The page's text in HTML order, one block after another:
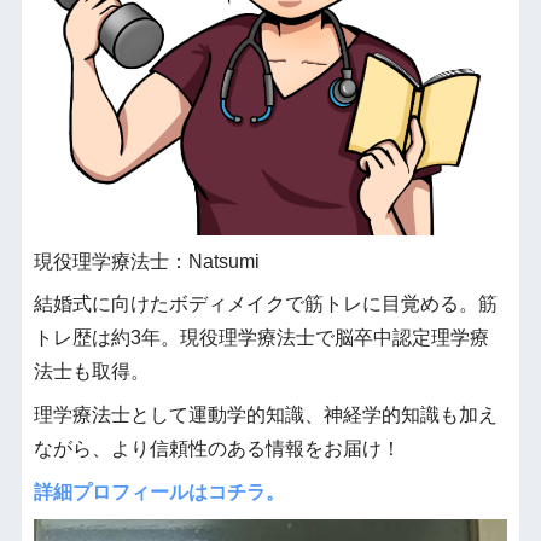
現役理学療法士：Natsumi
結婚式に向けたボディメイクで筋トレに目覚める。筋
トレ歴は約3年。現役理学療法士で脳卒中認定理学療
法士も取得。
理学療法士として運動学的知識、神経学的知識も加え
ながら、より信頼性のある情報をお届け！
詳細プロフィールはコチラ。